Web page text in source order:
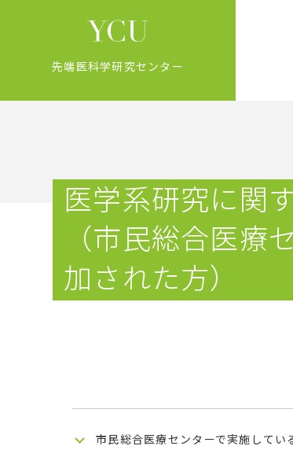
先端医科学研究センター
医学系研究に関
（市民総合医療
加された方）
市民総合医療センターで実施してい